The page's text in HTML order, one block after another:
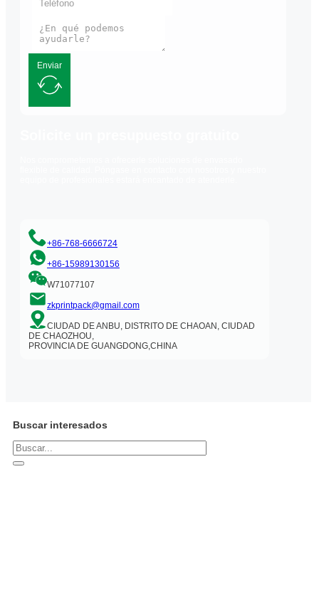
Enviar
+86-768-6666724
+86-15989130156
W71077107
zkprintpack@gmail.com
CIUDAD DE ANBU, DISTRITO DE CHAOAN, CIUDAD
DE CHAOZHOU,
PROVINCIA DE GUANGDONG,CHINA
Buscar interesados
Buscar